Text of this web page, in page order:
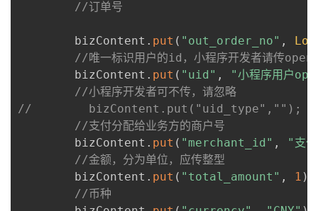
//订单号
        bizContent
. put ( "out_order_no" ,
//唯一标识用户的id，小程序开发者请传
        bizContent
. put ( "uid" ,
"小程序用户
//小程序开发者可不传，请忽略
//        bizContent.put("uid_type","");
//支付分配给业务方的商户号
        bizContent
. put ( "merchant_id" ,
"支
//金额，分为单位，应传整型
        bizContent
. put ( "total_amount" , 1 )
//币种